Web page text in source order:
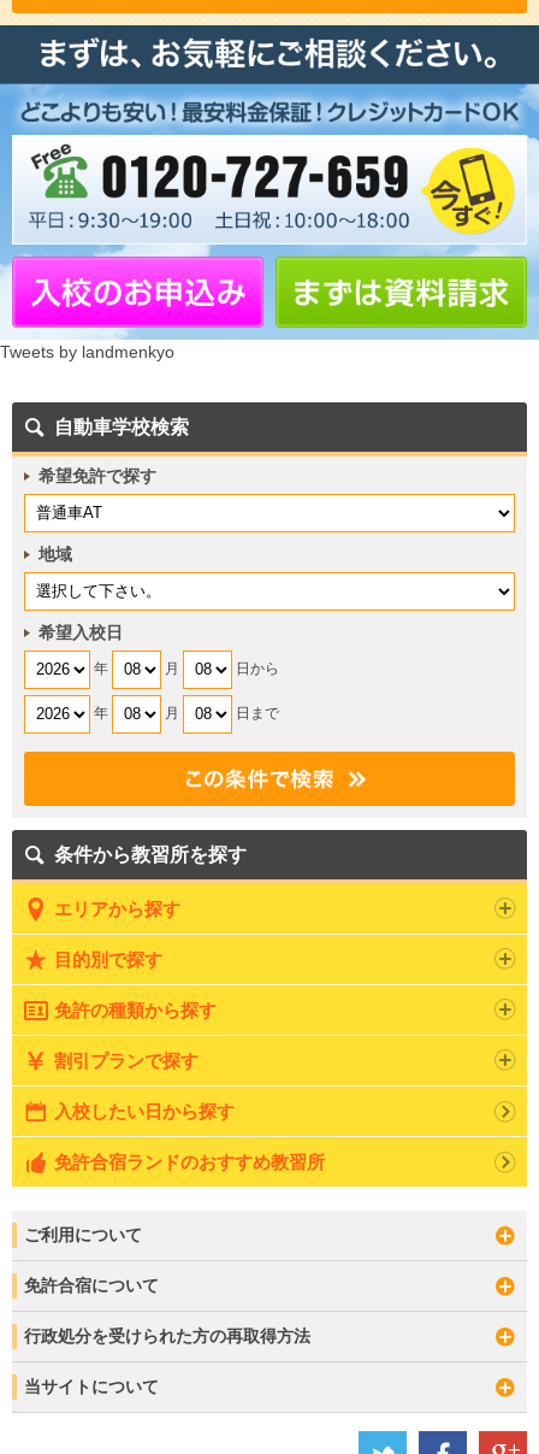
Tweets by landmenkyo
自動車学校検索
希望免許で探す
地域
希望入校日
年 月 日から
年 月 日まで
条件から教習所を探す
エリアから探す
目的別で探す
免許の種類から探す
割引プランで探す
入校したい日から探す
免許合宿ランドのおすすめ教習所
ご利用について
免許合宿について
行政処分を受けられた方の再取得方法
当サイトについて